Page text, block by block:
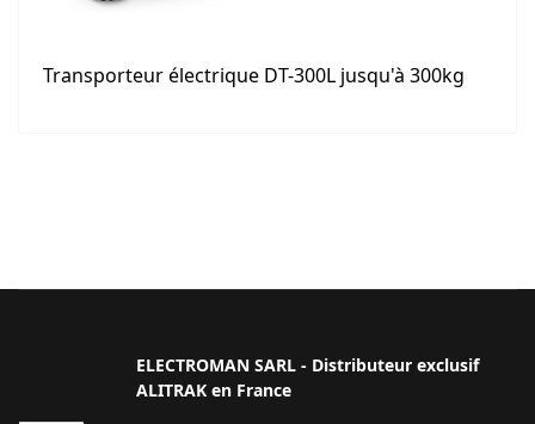
Transporteur électrique DT-300L jusqu'à 300kg
ELECTROMAN SARL - Distributeur exclusif
ALITRAK en France